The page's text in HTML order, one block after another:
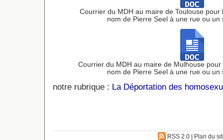
Courrier du MDH au maire de Toulouse
nom de Pierre Seel à une rue ou un
Courrier du MDH au maire de Mulhouse
nom de Pierre Seel à une rue ou un
notre rubrique : La Déportation des
RSS 2.0 | Plan du